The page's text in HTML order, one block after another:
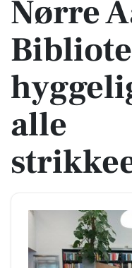
Nørre
alle